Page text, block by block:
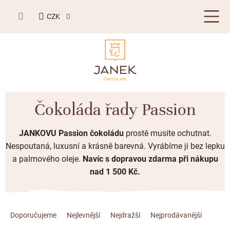
CZK
NÁKUPNÍ
KOŠÍK
BESTSELLERY
Plněné čokolády
Bílá čokoláda
BONBONIERY, PRALINKY A LANÝŽE
Kusové pralinky a lanýže
Čokoláda řady Passion
JANKOVU Passion čokoládu prostě musíte ochutnat.
Nespoutaná, luxusní a krásně barevná. Vyrábíme ji bez lepku
a palmového oleje. Navíc s dopravou zdarma při nákupu
nad 1 500 Kč.
Doporučujeme Nejlevnější Nejdražší Nejprodávanější